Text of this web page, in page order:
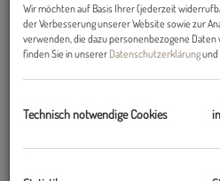
Beschreibung
AB SOFORT: Sonniges
Das hier zum Verkauf stehende
Wir möchten auf Basis Ihrer (jederzeit
der Verbesserung unserer Website sowie zur
verwenden, die dazu personenbezogene
finden Sie in unserer Datenschutzerklärung
Technisch notwendige Cookies